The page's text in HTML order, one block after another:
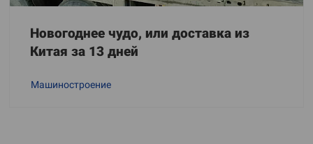
Новогоднее чудо, или доставка из
Китая за 13 дней
Машиностроение